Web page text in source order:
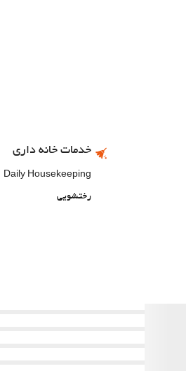
خدمات خانه داری
Daily Housekeeping
رختشویی